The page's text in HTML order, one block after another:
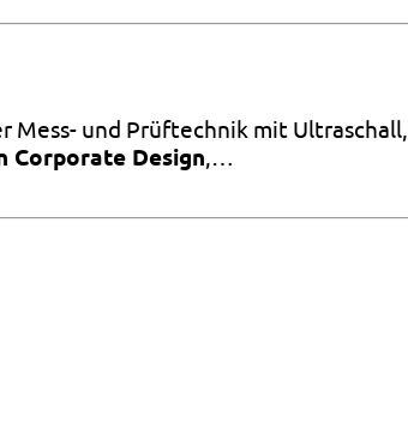
und Prüftechnik mit
Corporate Design,…